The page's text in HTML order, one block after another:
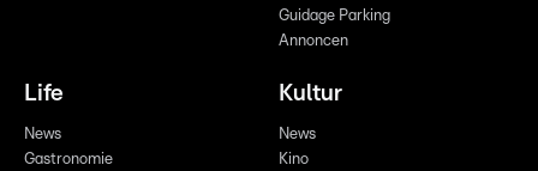
Guidage Parking
Annoncen
Life
News
Gastronomie
Kultur
News
Kino